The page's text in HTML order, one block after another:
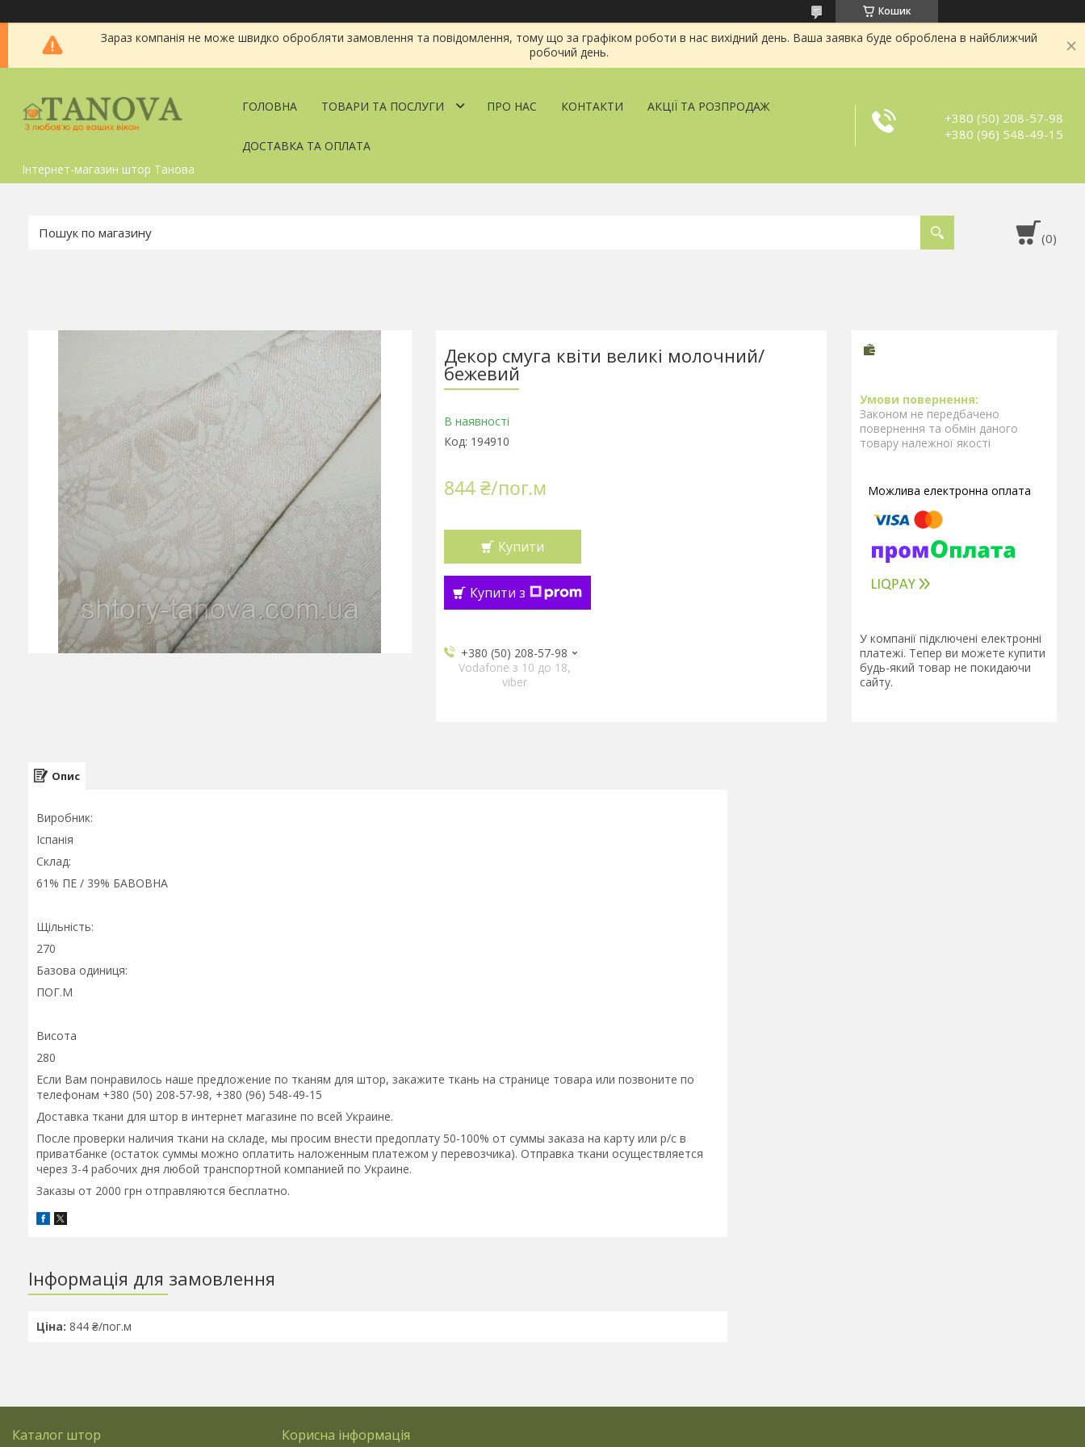
Кошик
Зараз компанія не може швидко обробляти замовлення та повідомлення, тому що за графіком роботи в нас вихідний день. Ваша заявка буде оброблена в найближчий
робочий день.
Інтернет-магазин штор Танова
ГОЛОВНА ТОВАРИ ТА ПОСЛУГИ ПРО НАС КОНТАКТИ АКЦІЇ ТА РОЗПРОДАЖ
ДОСТАВКА ТА ОПЛАТА
+380 (50) 208-57-98
+380 (96) 548-49-15
Декор смуга квіти великі молочний/
бежевий
В наявності
Код: 194910
844 ₴/пог.м
Купити
Купити з
+380 (50) 208-57-98
Vodafone з 10 до 18,
viber
Законом не передбачено
повернення та обмін даного
товару належної якості
У компанії підключені електронні
платежі. Тепер ви можете купити
будь-який товар не покидаючи
сайту.
Опис
Виробник:
Іспанія
Склад:
61% ПЕ / 39% БАВОВНА
Щільність:
270
Базова одиниця:
ПОГ.М
Висота
280
Если Вам понравилось наше предложение по тканям для штор, закажите ткань на странице товара или позвоните по
телефонам +380 (50) 208-57-98, +380 (96) 548-49-15
Доставка ткани для штор в интернет магазине по всей Украине.
После проверки наличия ткани на складе, мы просим внести предоплату 50-100% от суммы заказа на карту или р/с в
приватбанке (остаток суммы можно оплатить наложенным платежом у перевозчика). Отправка ткани осуществляется
через 3-4 рабочих дня любой транспортной компанией по Украине.
Заказы от 2000 грн отправляются бесплатно.
Інформація для замовлення
Ціна: 844 ₴/пог.м
Каталог штор Корисна інформація